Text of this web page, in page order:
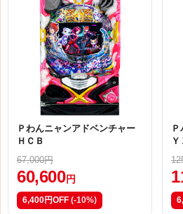
Ｐわんニャンアドベンチャー
ＨＣＢ
67,000円
60,600 円
6,400円OFF (-10%)
Ｙ